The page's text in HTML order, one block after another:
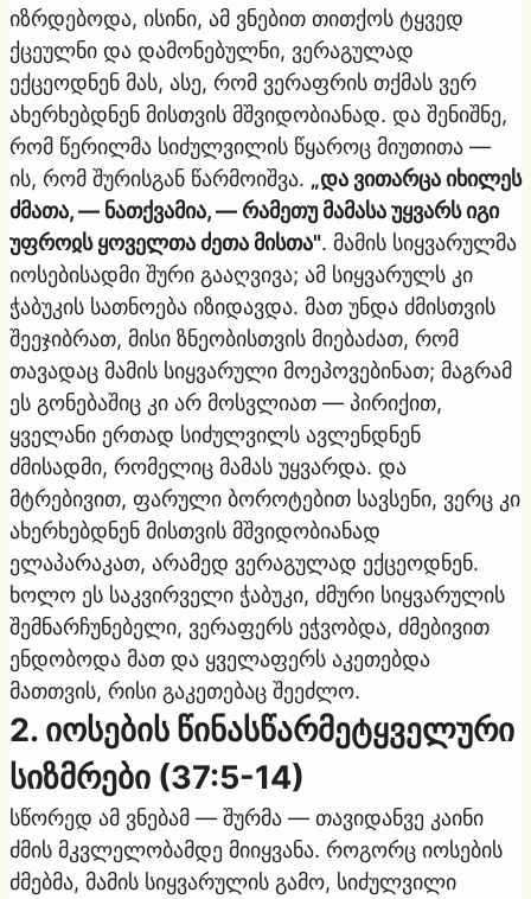
იზრდებოდა, ისინი, ამ ვნებით თითქოს ტყვედ
ქცეულნი და დამონებულნი, ვერაგულად
ექცეოდნენ მას, ასე, რომ ვერაფრის თქმას ვერ
ახერხებდნენ მისთვის მშვიდობიანად. და შენიშნე,
რომ წერილმა სიძულვილის წყაროც მიუთითა —
ის, რომ შურისგან წარმოიშვა. „და ვითარცა იხილეს
ძმათა, — ნათქვამია, — რამეთუ მამასა უყვარს იგი
უფროჲს ყოველთა ძეთა მისთა". მამის სიყვარულმა
იოსებისადმი შური გააღვივა; ამ სიყვარულს კი
ჭაბუკის სათნოება იზიდავდა. მათ უნდა ძმისთვის
შეეჯიბრათ, მისი ზნეობისთვის მიებაძათ, რომ
თავადაც მამის სიყვარული მოეპოვებინათ; მაგრამ
ეს გონებაშიც კი არ მოსვლიათ — პირიქით,
ყველანი ერთად სიძულვილს ავლენდნენ
ძმისადმი, რომელიც მამას უყვარდა. და
მტრებივით, ფარული ბოროტებით სავსენი, ვერც კი
ახერხებდნენ მისთვის მშვიდობიანად
ელაპარაკათ, არამედ ვერაგულად ექცეოდნენ.
ხოლო ეს საკვირველი ჭაბუკი, ძმური სიყვარულის
შემნარჩუნებელი, ვერაფერს ეჭვობდა, ძმებივით
ენდობოდა მათ და ყველაფერს აკეთებდა
მათთვის, რისი გაკეთებაც შეეძლო.
2. იოსების წინასწარმეტყველური
სიზმრები (37:5-14)
სწორედ ამ ვნებამ — შურმა — თავიდანვე კაინი
ძმის მკვლელობამდე მიიყვანა. როგორც იოსების
ძმებმა, მამის სიყვარულის გამო, სიძულვილი